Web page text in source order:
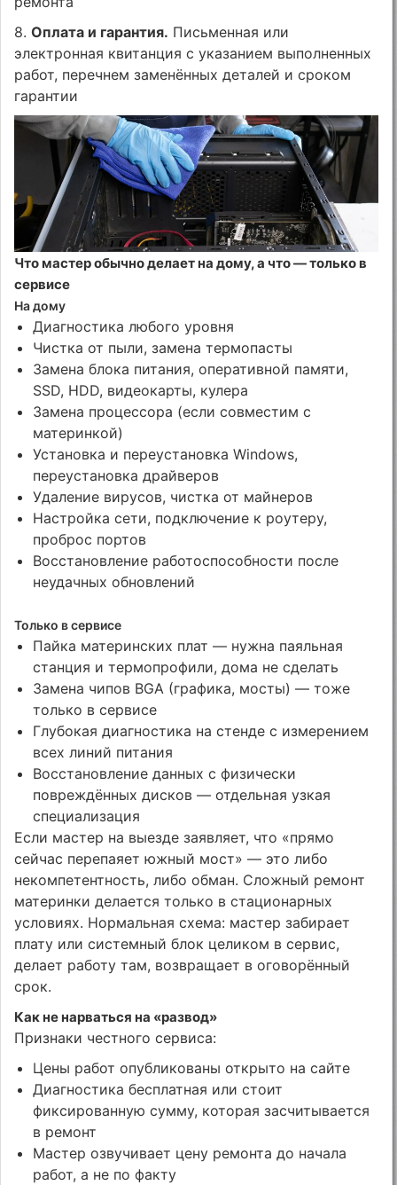
8.Оплата и гарантия. Письменная или
электронная квитанция с указанием выполненных
работ, перечнем заменённых деталей и сроком
гарантии
Что мастер обычно делает на дому, а что — только в
сервисе
На дому
Диагностика любого уровня
Чистка от пыли, замена термопасты
Замена блока питания, оперативной памяти,
SSD, HDD, видеокарты, кулера
Замена процессора (если совместим с
материнкой)
Установка и переустановка Windows,
переустановка драйверов
Удаление вирусов, чистка от майнеров
Настройка сети, подключение к роутеру,
проброс портов
Восстановление работоспособности после
неудачных обновлений
Только в сервисе
Пайка материнских плат — нужна паяльная
станция и термопрофили, дома не сделать
Замена чипов BGA (графика, мосты) — тоже
только в сервисе
Глубокая диагностика на стенде с измерением
всех линий питания
Восстановление данных с физически
повреждённых дисков — отдельная узкая
специализация
Если мастер на выезде заявляет, что «прямо
сейчас перепаяет южный мост» — это либо
некомпетентность, либо обман. Сложный ремонт
материнки делается только в стационарных
условиях. Нормальная схема: мастер забирает
плату или системный блок целиком в сервис,
делает работу там, возвращает в оговорённый
срок.
Как не нарваться на «развод»
Признаки честного сервиса:
Цены работ опубликованы открыто на сайте
Диагностика бесплатная или стоит
фиксированную сумму, которая засчитывается
в ремонт
Мастер озвучивает цену ремонта до начала
работ, а не по факту